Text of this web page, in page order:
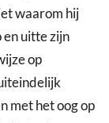
waarom hij
en uitte zijn
op
met het oog op